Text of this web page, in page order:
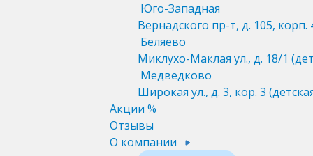
Юго-Западная
Вернадского пр-т, д. 105, корп.
Беляево
Миклухо-Маклая ул., д. 18/1
Медведково
Широкая ул., д. 3, кор. 3
Акции %
Отзывы
О компании